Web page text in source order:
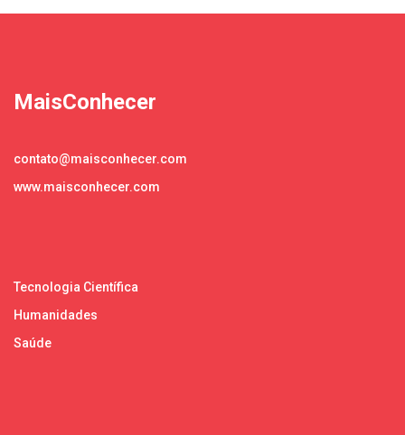
MaisConhecer
contato@maisconhecer.com
www.maisconhecer.com
Tecnologia Científica
Humanidades
Saúde